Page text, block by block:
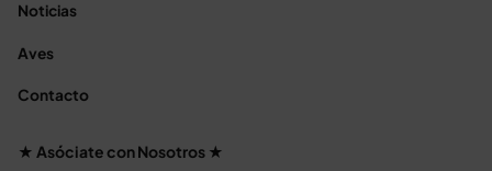
Noticias
Aves
Contacto
★ Asóciate con Nosotros ★